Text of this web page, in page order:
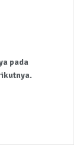
pada